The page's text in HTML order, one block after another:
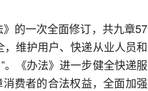
的一次全面修订，共九章57
维护用户、快递从业人员和
《办法》进一步健全快递服
费者的合法权益，全面加强